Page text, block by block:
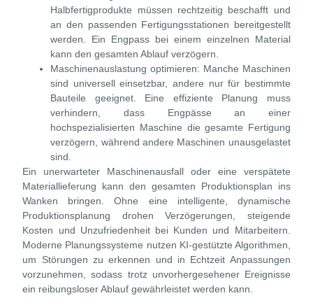
Halbfertigprodukte müssen rechtzeitig beschafft und
an den passenden Fertigungsstationen bereitgestellt
werden. Ein Engpass bei einem einzelnen Material
kann den gesamten Ablauf verzögern.
Maschinenauslastung optimieren: Manche Maschinen
sind universell einsetzbar, andere nur für bestimmte
Bauteile geeignet. Eine effiziente Planung muss
verhindern, dass Engpässe an einer
hochspezialisierten Maschine die gesamte Fertigung
verzögern, während andere Maschinen unausgelastet
sind.
Ein unerwarteter Maschinenausfall oder eine verspätete
Materiallieferung kann den gesamten Produktionsplan ins
Wanken bringen. Ohne eine intelligente, dynamische
Produktionsplanung drohen Verzögerungen, steigende
Kosten und Unzufriedenheit bei Kunden und Mitarbeitern.
Moderne Planungssysteme nutzen KI-gestützte Algorithmen,
um Störungen zu erkennen und in Echtzeit Anpassungen
vorzunehmen, sodass trotz unvorhergesehener Ereignisse
ein reibungsloser Ablauf gewährleistet werden kann.